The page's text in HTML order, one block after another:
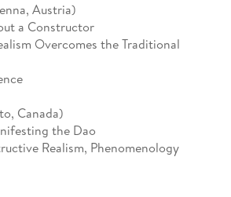
Austria)
a Constructor
Overcomes the Traditional
Canada)
the Dao
Realism, Phenomenology